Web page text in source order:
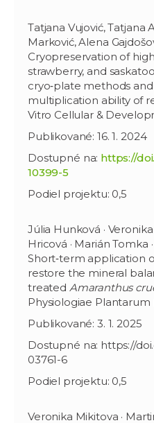
Tatjana Vujović, Tatjana
Marković, Alena
Cryopreservation of
strawberry, and
cryo‑plate methods
multiplication ability of
Vitro Cellular &
Publikované: 16. 1. 2024
Dostupné na: https://
10399-5
Podiel projektu: 0,5
Júlia Hunková ·
Hricová · Marián Tomka
Short‑term application
restore the mineral
treated Amaranthus
Physiologiae Plantarum
Publikované: 3. 1. 2025
Dostupné na: https://
03761-6
Podiel projektu: 0,5
Veronika Mikitova ·